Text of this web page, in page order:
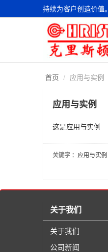
持续为客户创造价值。
首页 应用与实例
应用与实例
这是应用与实例
关键字 ：应用与实例
关于我们
关于我们
公司新闻